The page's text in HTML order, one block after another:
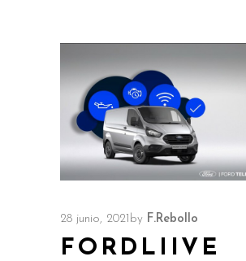
28 junio, 2021 by F.Rebollo
FORDLIIVE